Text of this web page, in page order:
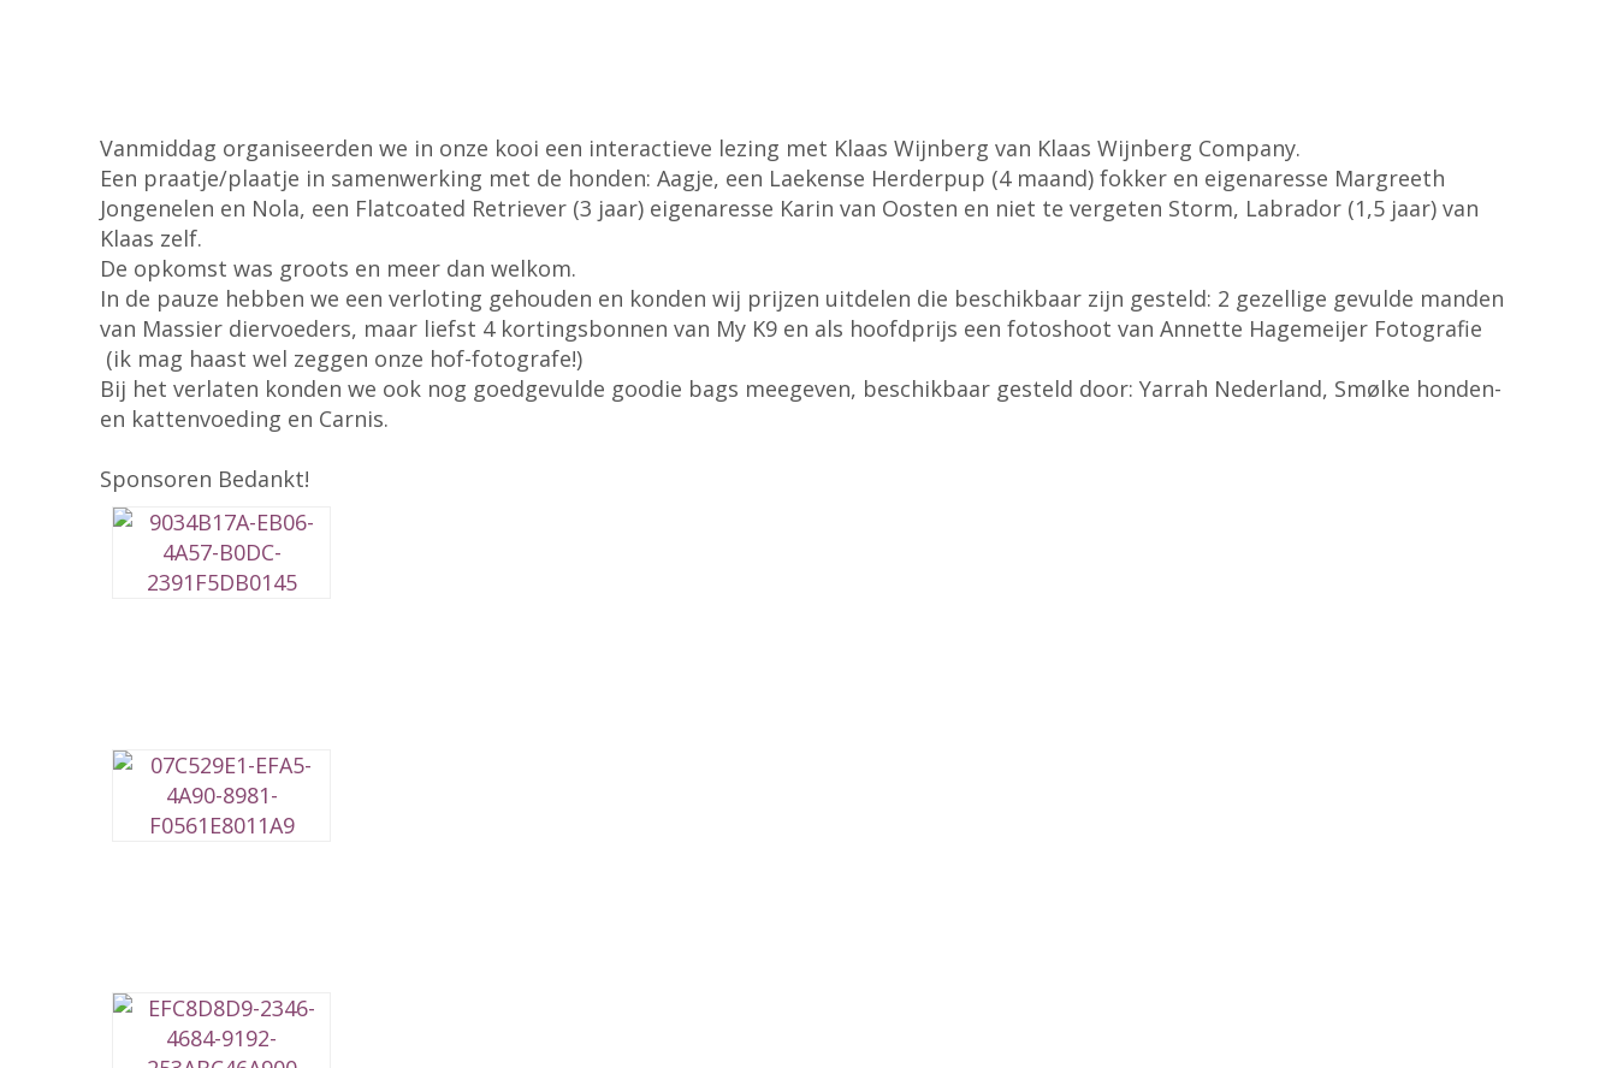
Vanmiddag organiseerden we in onze kooi een interactieve lezing met Klaas Wijnberg van Klaas Wijnberg Company.
Een praatje/plaatje in samenwerking met de honden: Aagje, een Laekense Herderpup (4 maand) fokker en eigenaresse Margreeth
Jongenelen en Nola, een Flatcoated Retriever (3 jaar) eigenaresse Karin van Oosten en niet te vergeten Storm, Labrador (1,5 jaar) van
Klaas zelf.
De opkomst was groots en meer dan welkom.
In de pauze hebben we een verloting gehouden en konden wij prijzen uitdelen die beschikbaar zijn gesteld: 2 gezellige gevulde manden
van Massier diervoeders, maar liefst 4 kortingsbonnen van My K9 en als hoofdprijs een fotoshoot van Annette Hagemeijer Fotografie
(ik mag haast wel zeggen onze hof-fotografe!)
Bij het verlaten konden we ook nog goedgevulde goodie bags meegeven, beschikbaar gesteld door: Yarrah Nederland, Smølke honden-
en kattenvoeding en Carnis.
Sponsoren Bedankt!